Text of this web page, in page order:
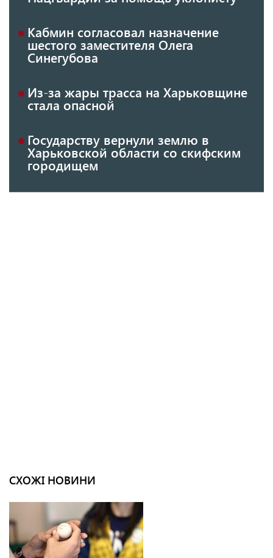
Кабмин согласовал назначение
шестого заместителя Олега
Синегубова
Из-за жары трасса на Харьковщине
стала опасной
Государству вернули землю в
Харьковской области со скифским
городищем
СХОЖІ НОВИНИ